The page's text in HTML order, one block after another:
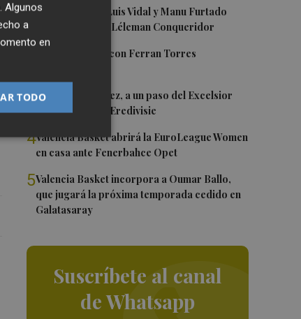
1Nacho Huerta, Luis Vidal y Manu Furtado
renuevan con el Léleman Conqueridor
Foios se vuelca con Ferran Torres
3Mario Domínguez, a un paso del Excelsior
Róterdam de la Eredivisie
4Valencia Basket abrirá la EuroLeague Women
en casa ante Fenerbahce Opet
5Valencia Basket incorpora a Oumar Ballo,
que jugará la próxima temporada cedido en
Galatasaray
Suscríbete al canal
de Whatsapp
Algunos
a
en
TODO